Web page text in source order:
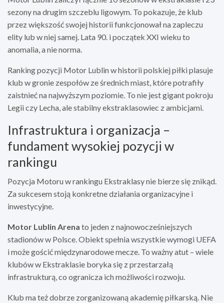
sezony na drugim szczeblu ligowym. To pokazuje, że klub
przez większość swojej historii funkcjonował na zapleczu
elity lub w niej samej. Lata 90. i początek XXI wieku to
anomalia, a nie norma.
Ranking pozycji Motor Lublin w historii polskiej piłki plasuje
klub w gronie zespołów ze średnich miast, które potrafiły
zaistnieć na najwyższym poziomie. To nie jest gigant pokroju
Legii czy Lecha, ale stabilny ekstraklasowiec z ambicjami.
Infrastruktura i organizacja –
fundament wysokiej pozycji w
rankingu
Pozycja Motoru w rankingu Ekstraklasy nie bierze się znikąd.
Za sukcesem stoją konkretne działania organizacyjne i
inwestycyjne.
Motor Lublin Arena to jeden z najnowocześniejszych
stadionów w Polsce. Obiekt spełnia wszystkie wymogi UEFA
i może gościć międzynarodowe mecze. To ważny atut – wiele
klubów w Ekstraklasie boryka się z przestarzałą
infrastrukturą, co ogranicza ich możliwości rozwoju.
Klub ma też dobrze zorganizowaną akademię piłkarską. Nie